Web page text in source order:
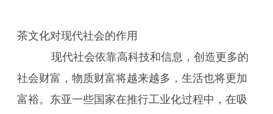
茶文化对现代社会的作用
现代社会依靠高科技和信息，创造更多的
社会财富，物质财富将越来越多，生活也将更加
富裕。东亚一些国家在推行工业化过程中，在吸